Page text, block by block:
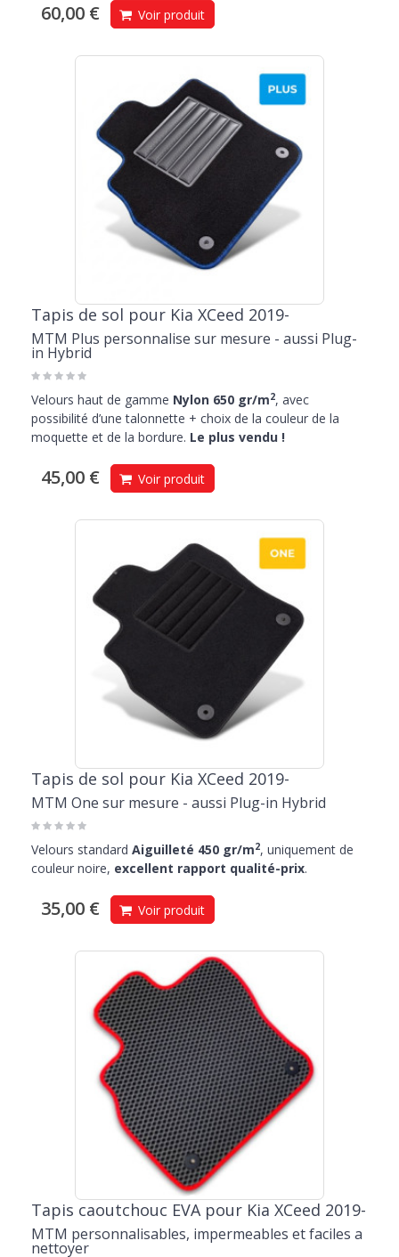
60,00 € Voir produit
Tapis de sol pour Kia XCeed 2019-
MTM Plus personnalise sur mesure - aussi Plug-
in Hybrid
Velours haut de gamme Nylon 650 gr/m2, avec
possibilité d’une talonnette + choix de la couleur de la
moquette et de la bordure. Le plus vendu !
45,00 € Voir produit
Tapis de sol pour Kia XCeed 2019-
MTM One sur mesure - aussi Plug-in Hybrid
Velours standard Aiguilleté 450 gr/m2, uniquement de
couleur noire, excellent rapport qualité-prix.
35,00 € Voir produit
Tapis caoutchouc EVA pour Kia XCeed 2019-
MTM personnalisables, impermeables et faciles a
nettoyer